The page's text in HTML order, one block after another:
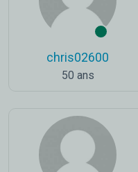
chris02600
50 ans